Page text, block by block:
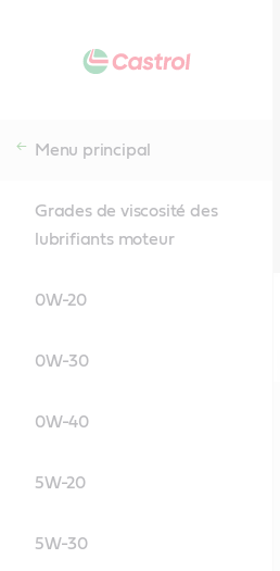
Menu principal
Grades de viscosité des
lubrifiants moteur
0W-20
0W-30
0W-40
5W-20
5W-30